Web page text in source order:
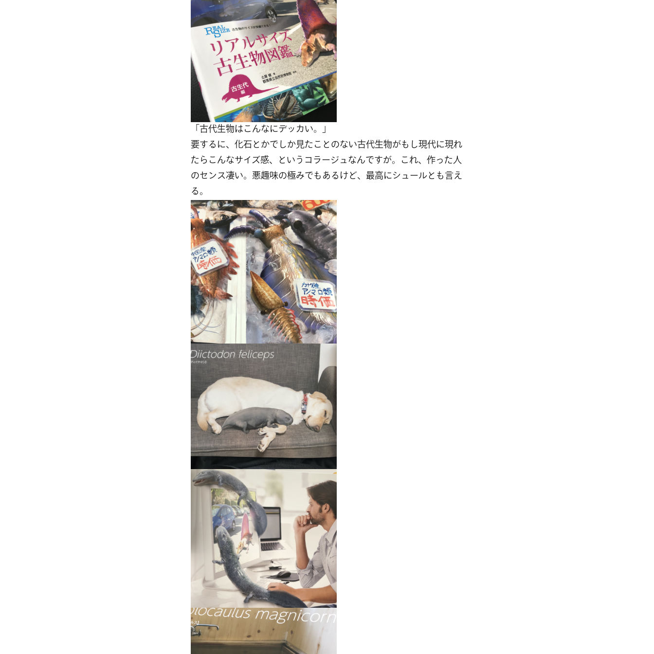
「古代生物はこんなにデッカい。」
要するに、化石とかでしか見たことのない古代生物がもし現代に現れ
たらこんなサイズ感、というコラージュなんですが。これ、作った人
のセンス凄い。悪趣味の極みでもあるけど、最高にシュールとも言え
る。